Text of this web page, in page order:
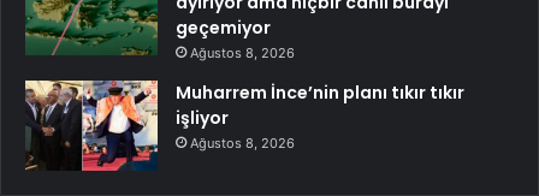
geçemiyor
Ağustos 8, 2026
Muharrem İnce’nin planı tıkır tıkır
işliyor
Ağustos 8, 2026